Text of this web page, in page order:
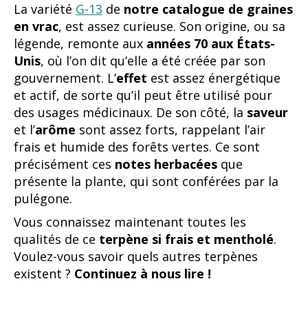
La variété G-13 de notre catalogue de graines
en vrac, est assez curieuse. Son origine, ou sa
légende, remonte aux années 70 aux États-
Unis, où l’on dit qu’elle a été créée par son
gouvernement. L’effet est assez énergétique
et actif, de sorte qu’il peut être utilisé pour
des usages médicinaux. De son côté, la saveur
et l’arôme sont assez forts, rappelant l’air
frais et humide des forêts vertes. Ce sont
précisément ces notes herbacées que
présente la plante, qui sont conférées par la
pulégone.
Vous connaissez maintenant toutes les
qualités de ce terpène si frais et mentholé.
Voulez-vous savoir quels autres terpènes
existent ? Continuez à nous lire !